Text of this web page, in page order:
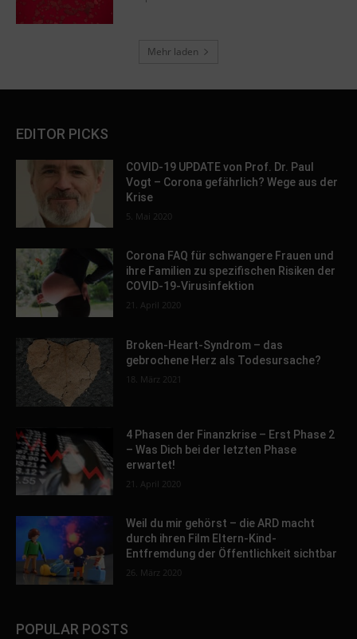
Mehr laden
EDITOR PICKS
COVID-19 UPDATE von Prof. Dr. Paul
Vogt – Corona gefährlich? Wege aus der
Krise
5. Mai 2020
Corona FAQ für schwangere Frauen und
ihre Familien zu spezifischen Risiken der
COVID-19-Virusinfektion
21. April 2020
Broken-Heart-Syndrom – das
gebrochene Herz als Todesursache?
18. März 2021
4 Phasen der Finanzkrise – Erst Phase 2
– Was Dich bei der letzten Phase
erwartet!
21. April 2020
Weil du mir gehörst – die ARD macht
durch ihren Film Eltern-Kind-
Entfremdung der Öffentlichkeit sichtbar
26. März 2020
POPULAR POSTS